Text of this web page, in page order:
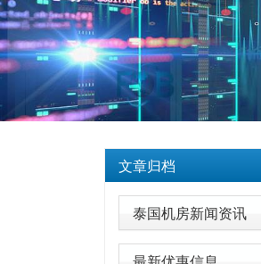
文章归档
泰国机房新闻资讯